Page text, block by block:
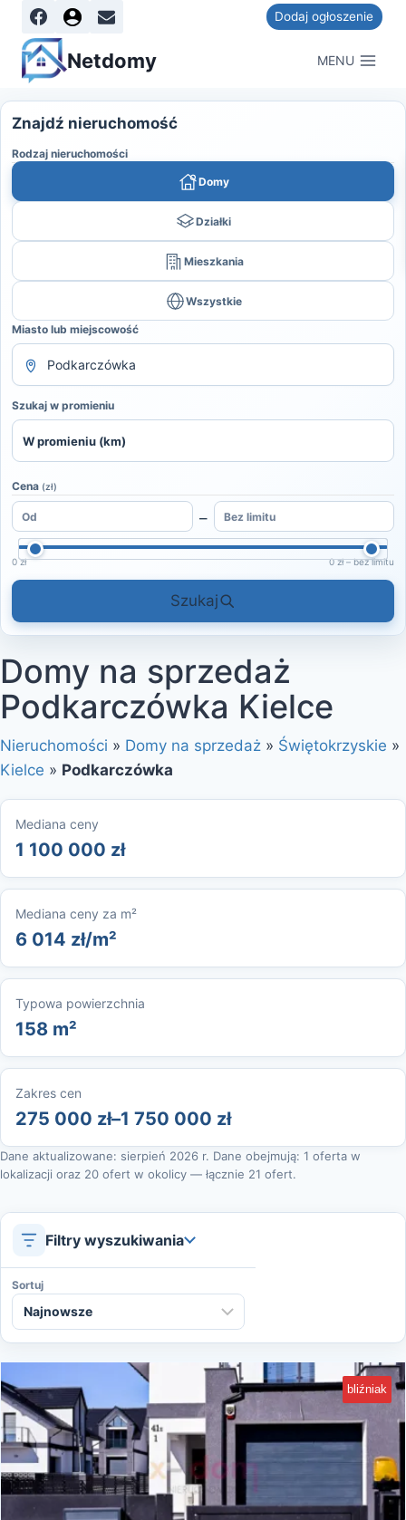
Dodaj ogłoszenie
Netdomy MENU
Znajdź nieruchomość
Rodzaj nieruchomości
Domy
Działki
Mieszkania
Wszystkie
Miasto lub miejscowość
Szukaj w promieniu
Cena (zł)
–
0 zł 0 zł – bez limitu
Szukaj
Domy na sprzedaż
Podkarczówka Kielce
Nieruchomości » Domy na sprzedaż » Świętokrzyskie »
Kielce » Podkarczówka
Mediana ceny
1 100 000 zł
Mediana ceny za m²
6 014 zł/m²
Typowa powierzchnia
158 m²
Zakres cen
275 000 zł–1 750 000 zł
Dane aktualizowane: sierpień 2026 r. Dane obejmują: 1 oferta w
lokalizacji oraz 20 ofert w okolicy — łącznie 21 ofert.
Filtry wyszukiwania
Sortuj
bliźniak